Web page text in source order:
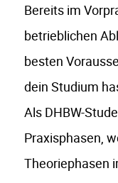
Bereits im
betrieblichen
besten
dein Studium
Als DHBW-
Praxisphasen,
Theoriephasen